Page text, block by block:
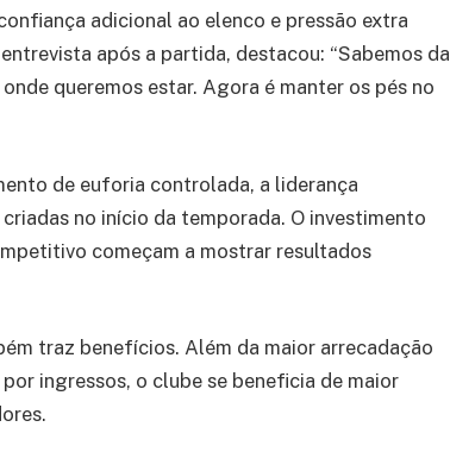
adicional ao elenco e pressão extra
após a partida, destacou: “Sabemos da
queremos estar. Agora é manter os pés no
de euforia controlada, a liderança
no início da temporada. O investimento
começam a mostrar resultados
traz benefícios. Além da maior arrecadação
ingressos, o clube se beneficia de maior